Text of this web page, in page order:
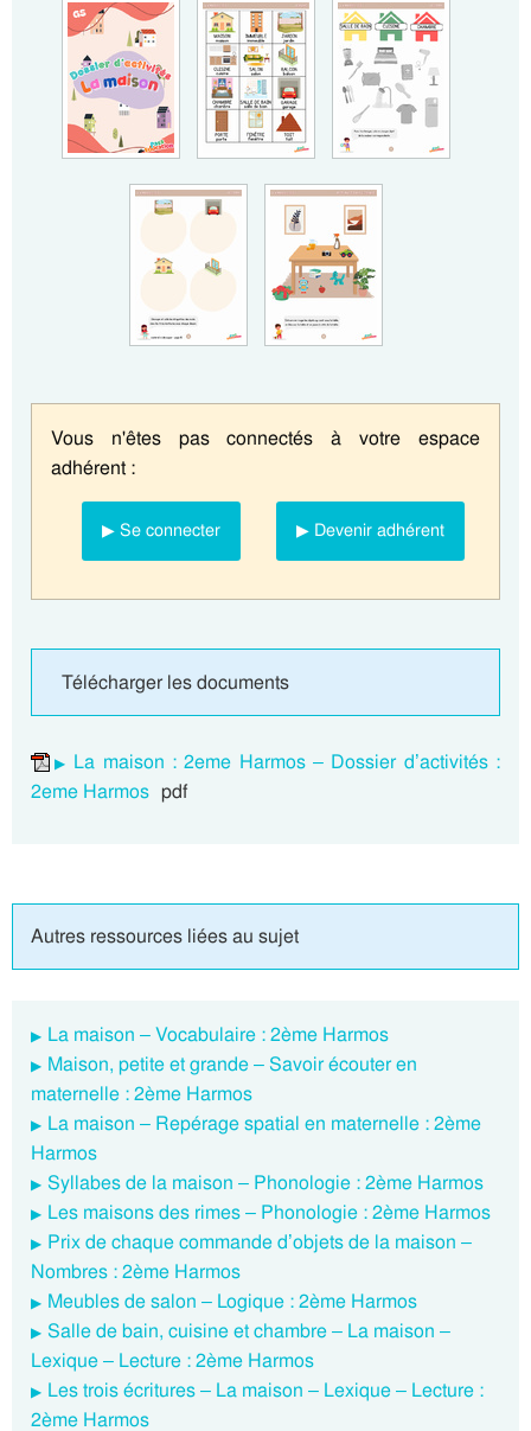
Vous n'êtes pas connectés à votre espace
adhérent :
▶ Se connecter ▶ Devenir adhérent
Télécharger les documents
La maison : 2eme Harmos – Dossier d’activités :
2eme Harmos pdf
Autres ressources liées au sujet
La maison – Vocabulaire : 2ème Harmos
Maison, petite et grande – Savoir écouter en
maternelle : 2ème Harmos
La maison – Repérage spatial en maternelle : 2ème
Harmos
Syllabes de la maison – Phonologie : 2ème Harmos
Les maisons des rimes – Phonologie : 2ème Harmos
Prix de chaque commande d’objets de la maison –
Nombres : 2ème Harmos
Meubles de salon – Logique : 2ème Harmos
Salle de bain, cuisine et chambre – La maison –
Lexique – Lecture : 2ème Harmos
Les trois écritures – La maison – Lexique – Lecture :
2ème Harmos